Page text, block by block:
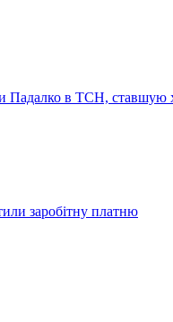
Падалко в ТСН, ставшую
заробітну платню